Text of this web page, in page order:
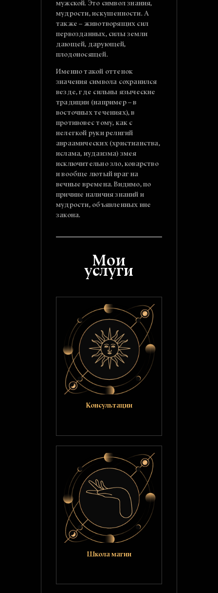
мужской. Это символ знания,
мудрости, искушенности. А
также – животворящих сил
первозданных, силы земли
дающей, дарующей,
плодоносящей.
Именно такой оттенок
значения символа сохранился
везде, где сильны языческие
традиции (например – в
восточных течениях), в
противовес тому, как с
нелегкой руки религий
авраамических (христианства,
ислама, иудаизма) змея
исключительно зло, коварство
и вообще лютый враг на
вечные времена. Видимо, по
причине наличия знаний и
мудрости, объявленных вне
закона.
Мои
услуги
Консультации
Школа магии